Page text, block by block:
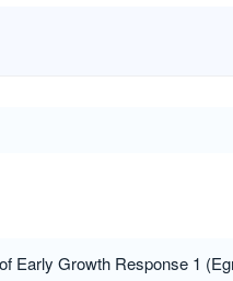
Early Growth Response 1